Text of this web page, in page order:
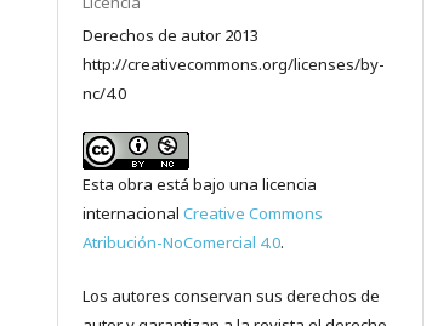
Derechos de autor 2013
http://creativecommons.org/licenses/by-
nc/4.0
Esta obra está bajo una licencia
internacionalCreative Commons
Atribución-NoComercial 4.0.
Los autores conservan sus derechos de